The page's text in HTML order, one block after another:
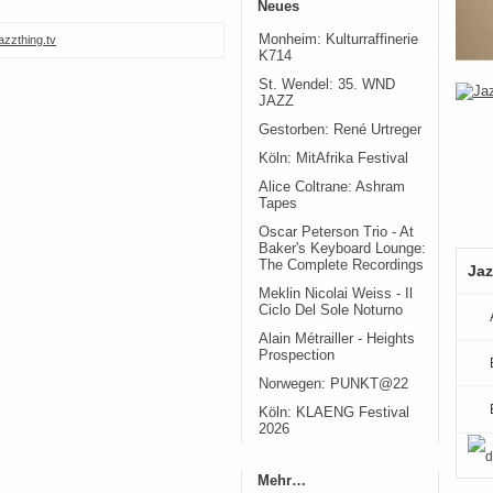
Neues
Monheim: Kulturraffinerie
K714
St. Wendel: 35. WND
JAZZ
Gestorben: René Urtreger
Köln: MitAfrika Festival
Alice Coltrane: Ashram
Tapes
Oscar Peterson Trio - At
Baker's Keyboard Lounge:
The Complete Recordings
Meklin Nicolai Weiss - Il
Ciclo Del Sole Noturno
Alain Métrailler - Heights
Prospection
Norwegen: PUNKT@22
Köln: KLAENG Festival
2026
Mehr…